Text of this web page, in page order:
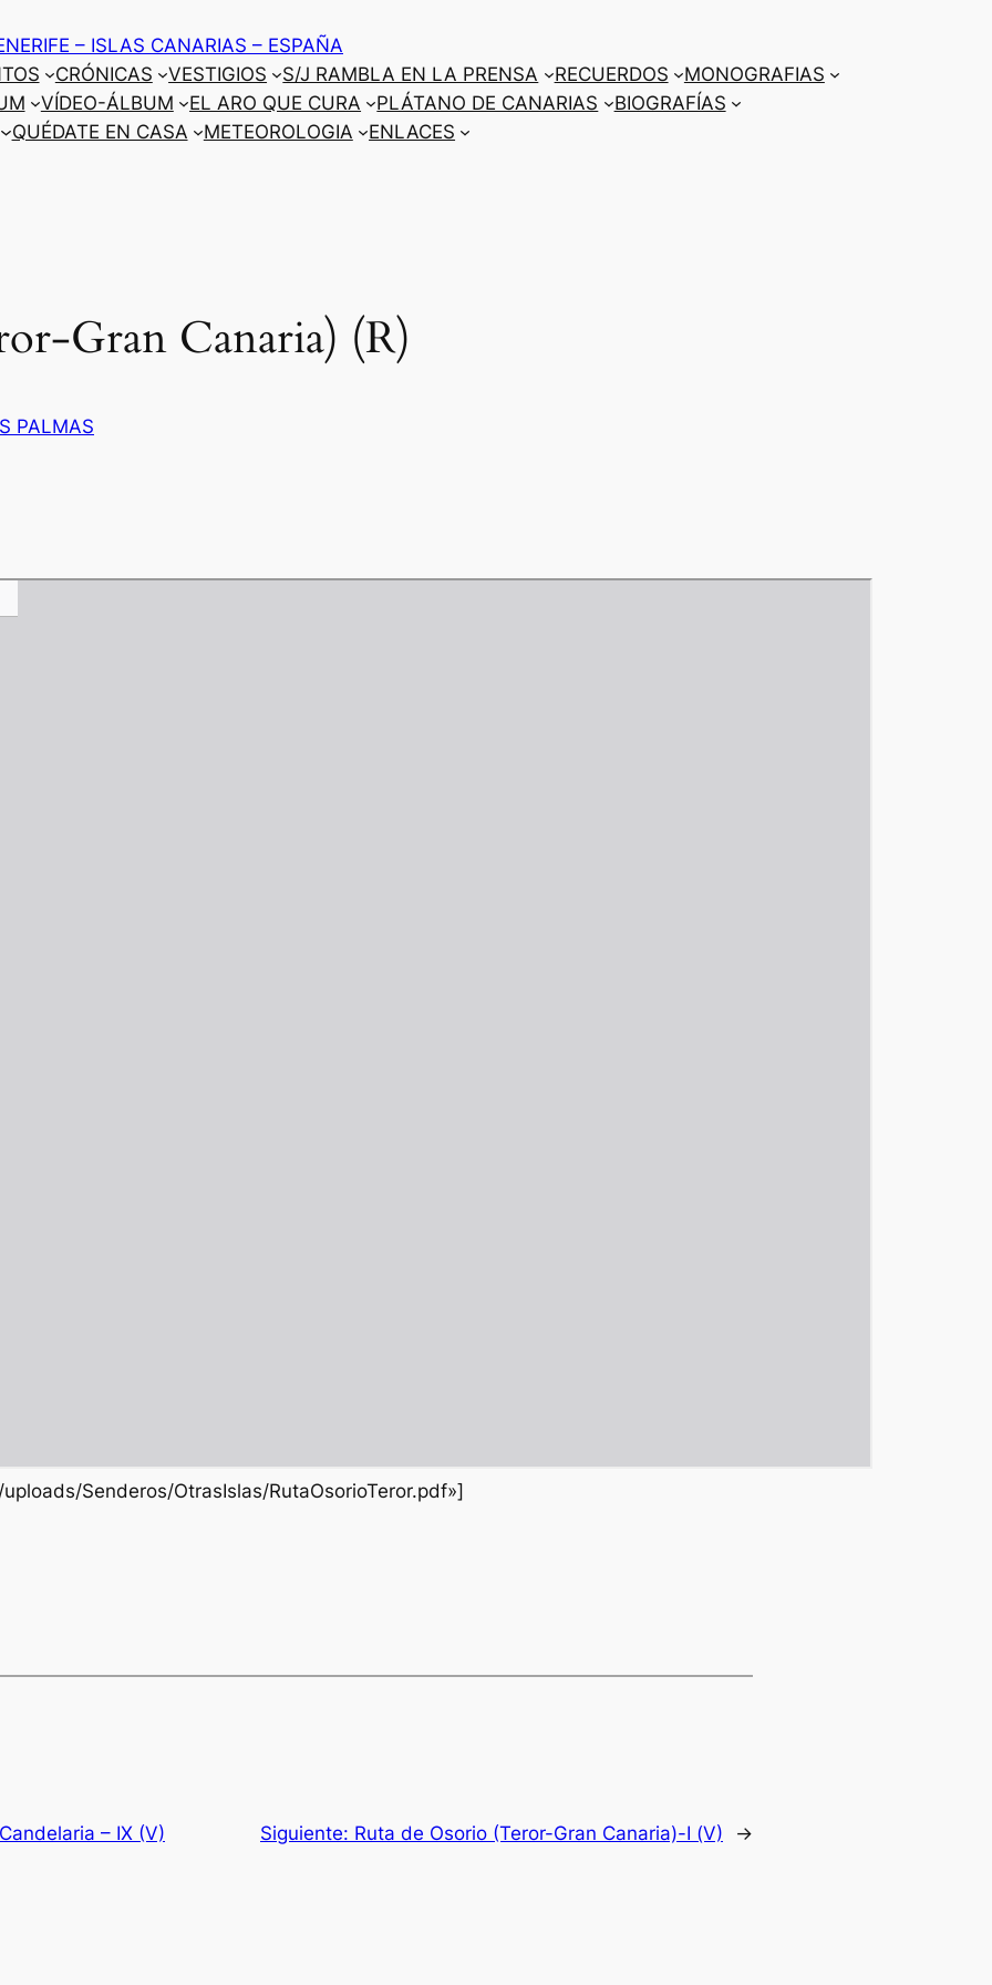
– ISLAS CANARIAS – ESPAÑA
CRÓNICAS VESTIGIOS S/J RAMBLA EN LA PRENSA RECUERDOS
MONOGRAFIAS
VÍDEO-ÁLBUM EL ARO QUE CURA PLÁTANO DE CANARIAS
BIOGRAFÍAS
QUÉDATE EN CASA METEOROLOGIA ENLACES
Gran Canaria) (R)
PALMAS
Senderos/OtrasIslas/RutaOsorioTeror.pdf»]
– IX (V) Siguiente: Ruta de Osorio (Teror-Gran Canaria)-I (V) →